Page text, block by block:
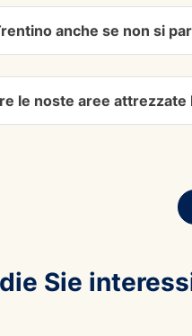
anche se non si
le noste aree attrezzate
Sie